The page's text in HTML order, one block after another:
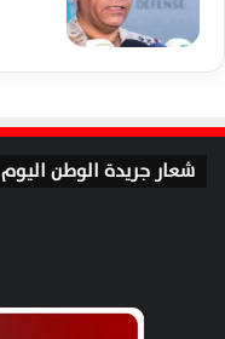
شعار جريدة الوطن اليوم